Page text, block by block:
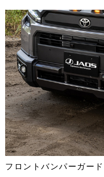
フロントバンパーガード